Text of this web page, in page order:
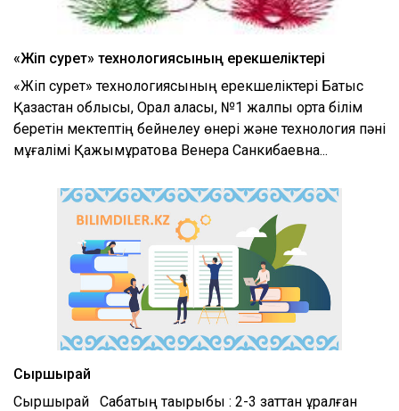
«Жіп сурет» технологиясының ерекшеліктері
«Жіп сурет» технологиясының ерекшеліктері Батыс
Қазақстан облысы, Орал қаласы, №1 жалпы орта білім
беретін мектептің бейнелеу өнері және технология пәні
мұғалімі Қажымұратова Венера Санкибаевна...
Сыршырай
Сыршырай Сабақтың тақырыбы : 2-3 заттан құралған